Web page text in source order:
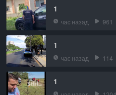
1
час назад 961
1
час назад 114
1